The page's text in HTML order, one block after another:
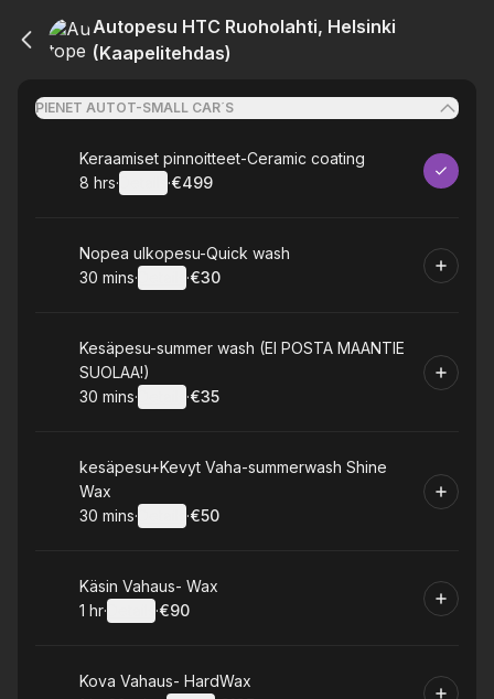
Autopesu HTC Ruoholahti, Helsinki
(Kaapelitehdas)
PIENET AUTOT-SMALL CAR´S
Book
Keraamiset pinnoitteet-Ceramic coating
. Duration:
8 hrs· ·
.Price
€499
Book
Nopea ulkopesu-Quick wash
.Duration:
30 mins· ·
.Price
€30
Book
Kesäpesu-summer wash (EI POSTA MAANTIE
SUOLAA!)
.Duration:
30 mins· ·
.Price
€35
Book
kesäpesu+Kevyt Vaha-summerwash Shine
Wax
.Duration:
30 mins· ·
.Price
€50
Book
Käsin Vahaus- Wax
. Duration :
1 hr· ·
.Price
€90
Book
Kova Vahaus- HardWax